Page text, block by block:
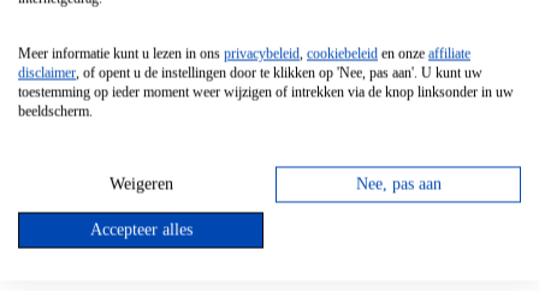
Vrijstaande Magnetron
Vrijstaande Kookplaat
Inbouw Gaskookplaat
Inbouw Keramische Kookplaat
Kookplaat Accessoires
Meer informatie kunt u lezen in ons privacybeleid, cookiebeleid en onze affiliate
disclaimer, of opent u de instellingen door te klikken op 'Nee, pas aan'. U kunt uw
toestemming op ieder moment weer wijzigen of intrekken via de knop linksonder in uw
beeldscherm.
Weigeren Nee, pas aan
Accepteer alles